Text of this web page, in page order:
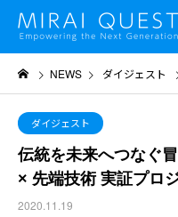
NEWS ダイジェスト
ダイジェスト
伝統を未来へつなぐ
× 先端技術 実証プロ
2020.11.19